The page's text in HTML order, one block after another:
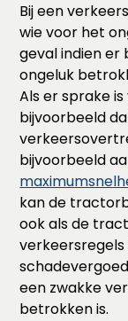
Bij een
wie voor het
geval indien er
ongeluk
Als er sprake
bijvoorbeeld
bijvoorbeeld
kan de
ook als de
een zwakke
betrokken is.